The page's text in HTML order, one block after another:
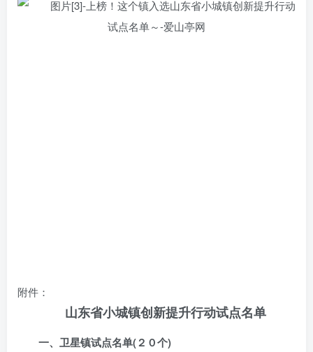
附件：
山东省小城镇创新提升行动试点名单
一、卫星镇试点名单(２０个)